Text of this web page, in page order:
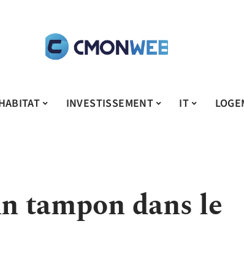
INVESTISSEMENT IT
tampon dans le